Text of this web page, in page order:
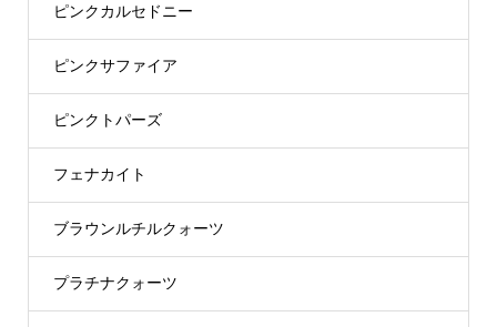
ピンクカルセドニー
ピンクサファイア
ピンクトパーズ
フェナカイト
ブラウンルチルクォーツ
プラチナクォーツ